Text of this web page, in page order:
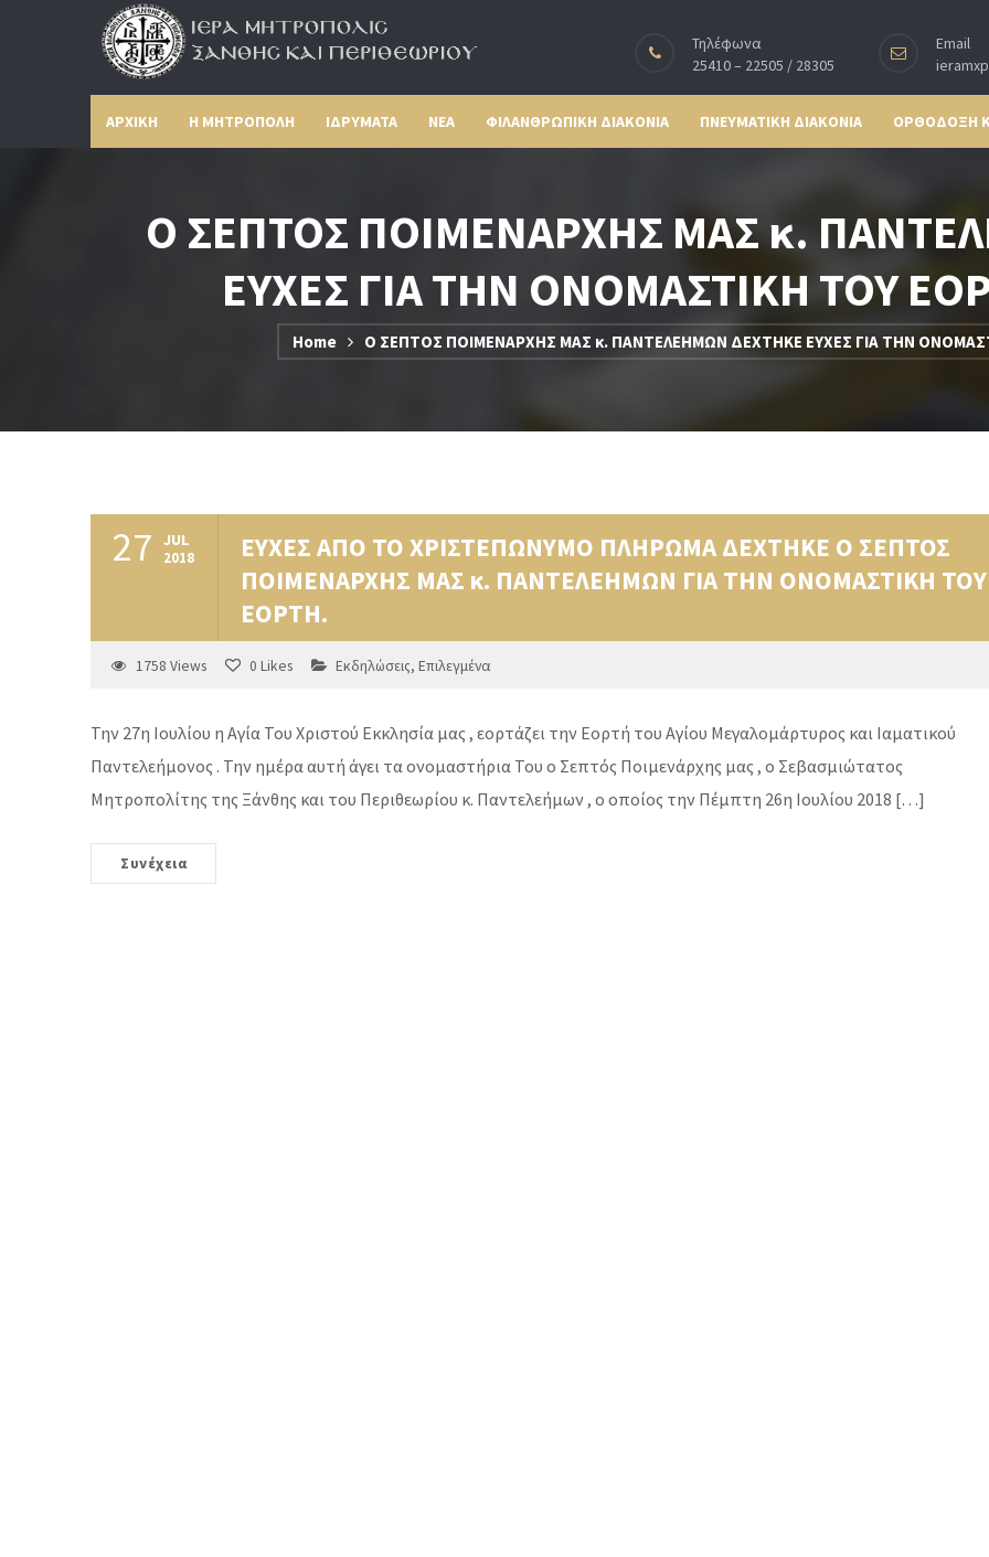
Τηλέφωνα
25410 – 22505 / 28305
Email
ΑΡΧΙΚΗ Η ΜΗΤΡΟΠΟΛΗ ΙΔΡΥΜΑΤΑ ΝΕΑ ΦΙΛΑΝΘΡΩΠΙΚΗ ΔΙΑΚΟΝΙΑ ΠΝΕΥΜΑΤΙΚΗ ΔΙΑΚΟΝΙΑ ΟΡΘΟΔΟΞΗ
Ο ΣΕΠΤΟΣ ΠΟΙΜΕΝΑΡΧΗΣ ΜΑΣ κ.
ΕΥΧΕΣ ΓΙΑ ΤΗΝ ΟΝΟΜΑΣΤΙΚΗ ΤΟΥ
Home Ο ΣΕΠΤΟΣ ΠΟΙΜΕΝΑΡΧΗΣ ΜΑΣ κ. ΠΑΝΤΕΛΕΗΜΩΝ ΔΕΧΤΗΚΕ ΕΥΧΕΣ ΓΙΑ ΤΗΝ
27 JUL
2018
ΕΥΧΕΣ ΑΠΟ ΤΟ ΧΡΙΣΤΕΠΩΝΥΜΟ ΠΛΗΡΩΜΑ ΔΕΧΤΗΚΕ Ο ΣΕΠΤΟΣ
ΠΟΙΜΕΝΑΡΧΗΣ ΜΑΣ κ. ΠΑΝΤΕΛΕΗΜΩΝ ΓΙΑ ΤΗΝ ΟΝΟΜΑΣΤΙΚΗ ΤΟΥ
ΕΟΡΤΗ.
1758 Views 0 Likes Εκδηλώσεις, Επιλεγμένα
Την 27η Ιουλίου η Αγία Του Χριστού Εκκλησία μας , εορτάζει την Εορτή του Αγίου Μεγαλομάρτυρος και Ιαματικού
Παντελεήμονος . Την ημέρα αυτή άγει τα ονομαστήρια Του ο Σεπτός Ποιμενάρχης μας , ο Σεβασμιώτατος
Μητροπολίτης της Ξάνθης και του Περιθεωρίου κ. Παντελεήμων , ο οποίος την Πέμπτη 26η Ιουλίου 2018 […]
Συνέχεια